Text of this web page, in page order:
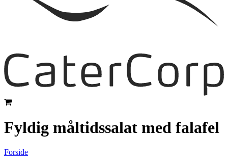
Fyldig måltidssalat med falafel
Forside